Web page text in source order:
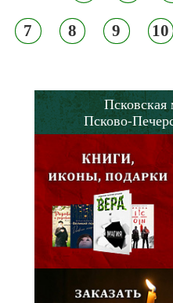
7 8 9 10
Псковская
Псково-